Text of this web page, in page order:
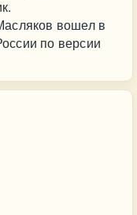
вошел в
по версии